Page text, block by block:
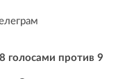
голосами против 9